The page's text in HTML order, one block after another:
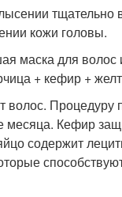
тщательно
кожи головы.
маска для волос
+ кефир +
волос. Процедуру
месяца. Кефир
содержит